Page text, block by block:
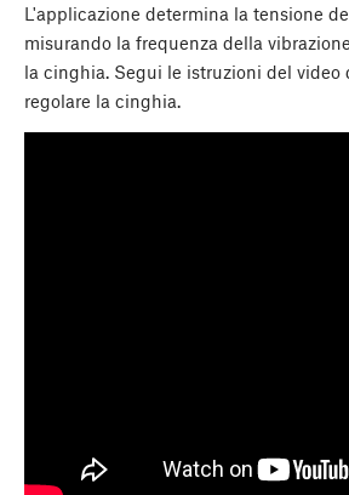
L'applicazione determina la tensione
misurando la frequenza della
la cinghia. Segui le istruzioni del video
regolare la cinghia.